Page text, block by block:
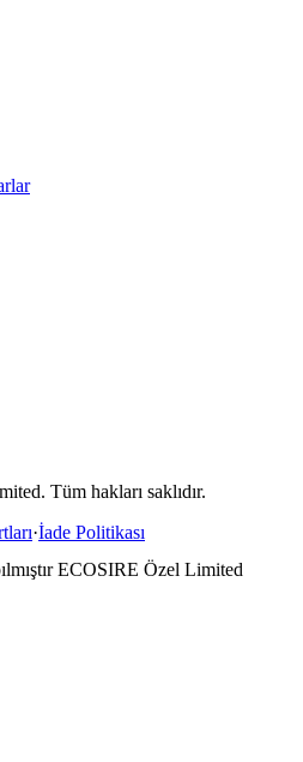
Tüm hakları saklıdır.
·İade Politikası
ECOSIRE Özel Limited